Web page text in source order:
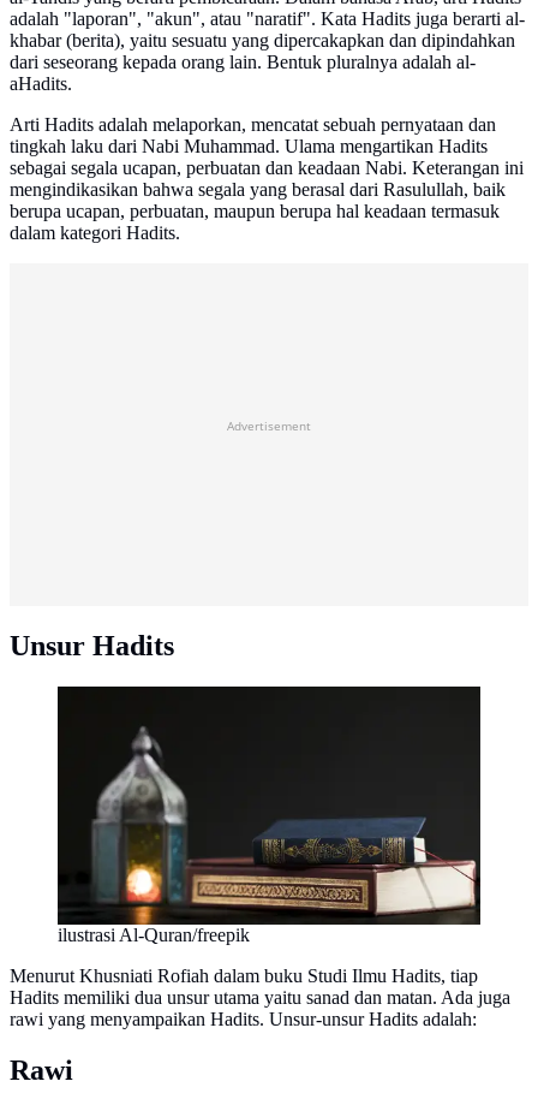
adalah "laporan", "akun", atau "naratif". Kata Hadits juga berarti al-
khabar (berita), yaitu sesuatu yang dipercakapkan dan dipindahkan
dari seseorang kepada orang lain. Bentuk pluralnya adalah al-
aHadits.
Arti Hadits adalah melaporkan, mencatat sebuah pernyataan dan
tingkah laku dari Nabi Muhammad. Ulama mengartikan Hadits
sebagai segala ucapan, perbuatan dan keadaan Nabi. Keterangan ini
mengindikasikan bahwa segala yang berasal dari Rasulullah, baik
berupa ucapan, perbuatan, maupun berupa hal keadaan termasuk
dalam kategori Hadits.
Advertisement
Unsur Hadits
ilustrasi Al-Quran/freepik
Menurut Khusniati Rofiah dalam buku Studi Ilmu Hadits, tiap
Hadits memiliki dua unsur utama yaitu sanad dan matan. Ada juga
rawi yang menyampaikan Hadits. Unsur-unsur Hadits adalah:
Rawi